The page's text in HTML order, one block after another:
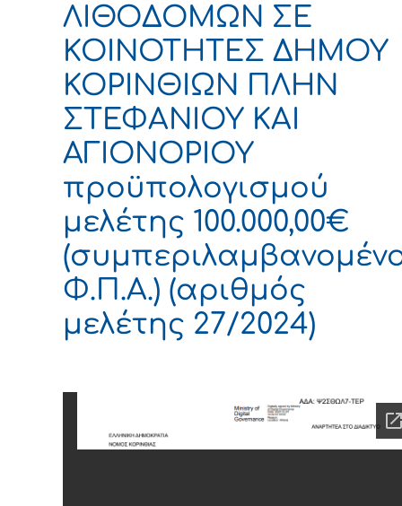
ΛΙΘΟΔΟΜΩΝ ΣΕ
ΚΟΙΝΟΤΗΤΕΣ ΔΗΜΟΥ
ΚΟΡΙΝΘΙΩΝ ΠΛΗΝ
ΣΤΕΦΑΝΙΟΥ ΚΑΙ
ΑΓΙΟΝΟΡΙΟΥ
προϋπολογισμού
μελέτης 100.000,00€
Φ.Π.Α.) (αριθμός
μελέτης 27/2024)